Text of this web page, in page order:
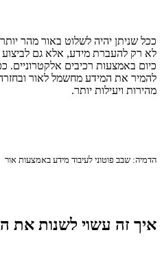
ככל שניתן יהיה לשלוט באור מהר
לא רק להעברת מידע, אלא גם
כיום באמצעות רכיבים אלקטרוניים.
להמיר את המידע מחשמל לאור
מהירות ויעילות יותר.
הדמיה: שבב פוטוני לעיבוד מידע באמצעות אור
איך זה עשוי לשנות את